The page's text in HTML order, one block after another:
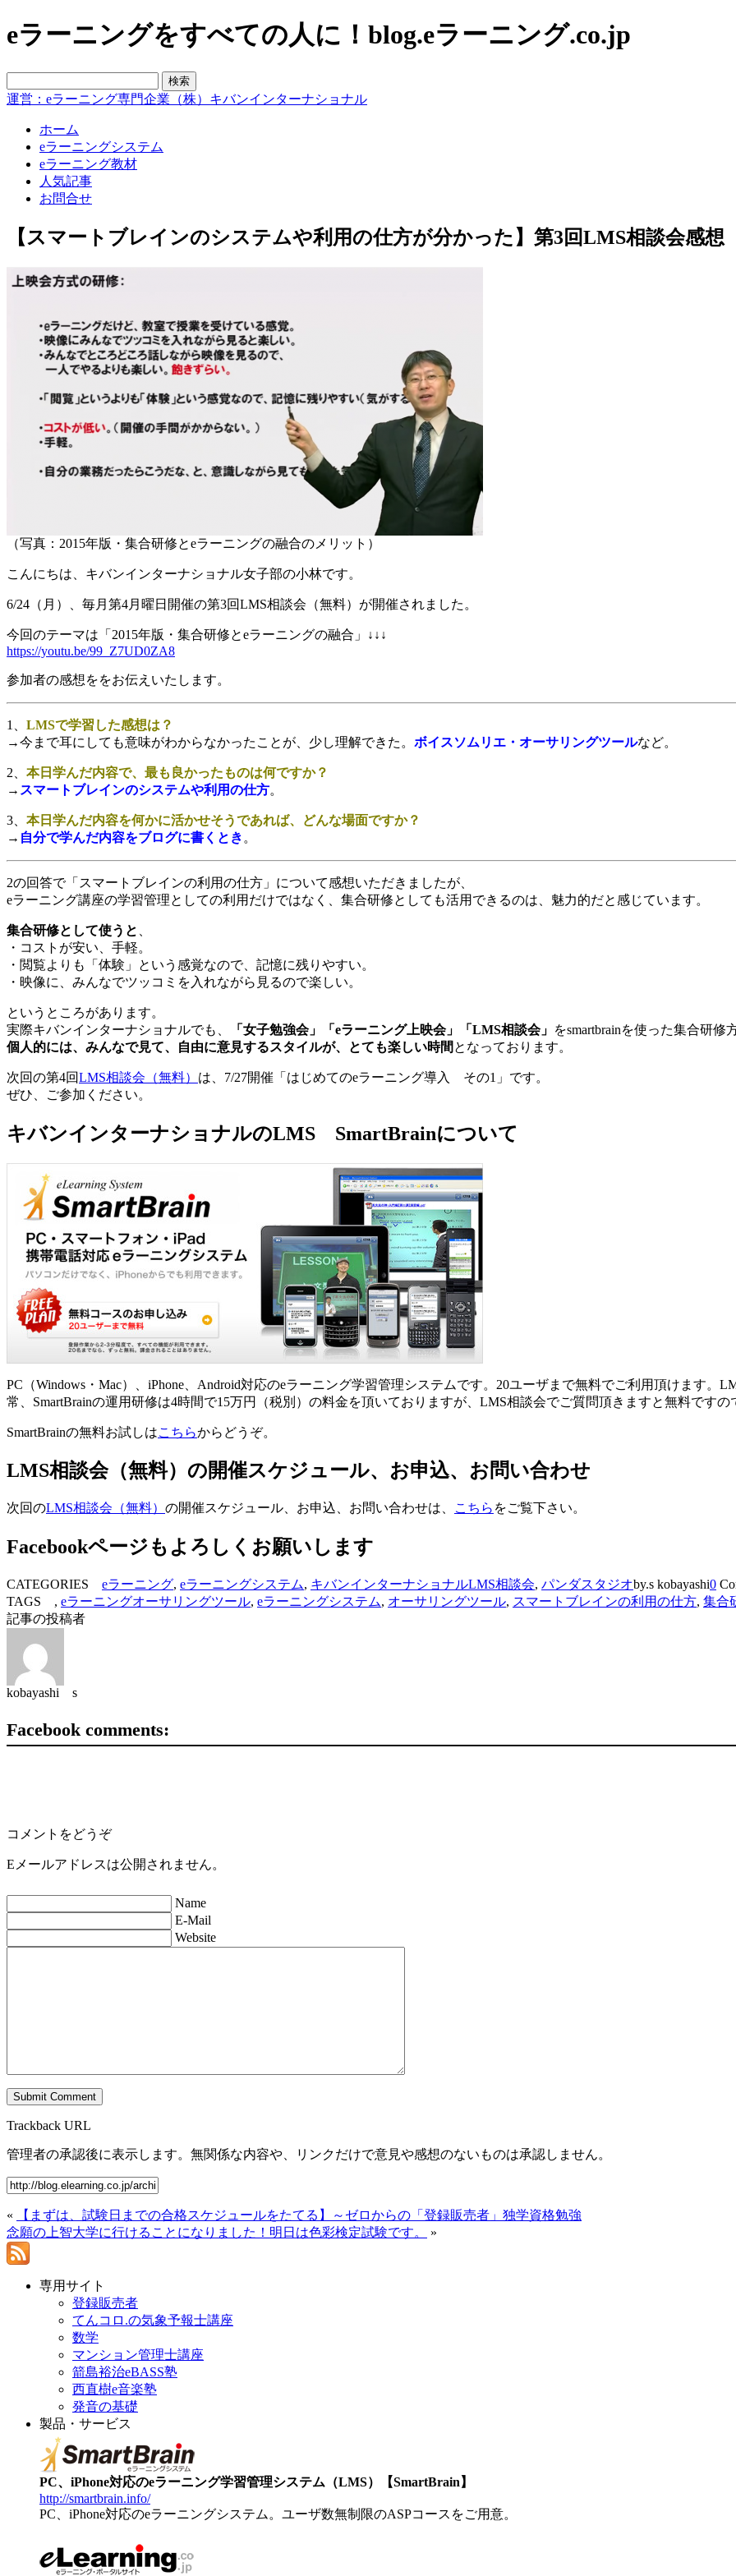
eラーニングをすべての人に！blog.eラーニング.co.jp
運営：eラーニング専門企業（株）キバンインターナショナル
ホーム
eラーニングシステム
eラーニング教材
人気記事
お問合せ
【スマートブレインのシステムや利用の仕方が分かった】第3回LMS相談会感想
（写真：2015年版・集合研修とeラーニングの融合のメリット）
こんにちは、キバンインターナショナル女子部の小林です。
6/24（月）、毎月第4月曜日開催の第3回LMS相談会（無料）が開催されました。
今回のテーマは「2015年版・集合研修とeラーニングの融合」↓↓↓
https://youtu.be/99_Z7UD0ZA8
参加者の感想ををお伝えいたします。
1、 LMSで学習した感想は？
→今まで耳にしても意味がわからなかったことが、少し理解できた。 ボイスソムリエ・オーサリングツールなど。
2、 本日学んだ内容で、最も良かったものは何ですか？
→ スマートブレインのシステムや利用の仕方。
3、 本日学んだ内容を何かに活かせそうであれば、どんな場面ですか？
→ 自分で学んだ内容をブログに書くとき 。
2の回答で「スマートブレインの利用の仕方」について感想いただきましたが、
eラーニング講座の学習管理としての利用だけではなく、集合研修としても活用できるのは、魅力的だと感じています。
集合研修として使うと
・コストが安い、手軽。
・閲覧よりも「体験」という感覚なので、記憶に残りやすい。
・映像に、みんなでツッコミを入れながら見るので楽しい。
というところがあります。
実際キバンインターナショナルでも、
「女子勉強会」「eラーニング上映会」「LMS相談会」 をsmartbrainを使った集合研修
個人的には、みんなで見て、自由に意見するスタイルが、とても楽しい時間 となっております。
次回の第4回LMS相談会（無料） は、7/27開催「はじめてのeラーニング導入 その1」です。
ぜひ、ご参加ください。
キバンインターナショナルのLMS SmartBrainについて
PC（Windows・Mac）、iPhone、Android対応のeラーニング学習管理システムです。20ユーザまで無料でご利用頂けます。
常、SmartBrainの運用研修は4時間で15万円（税別）の料金を頂いておりますが、LMS相談会でご質問頂きますと無料ですの
SmartBrainの無料お試しはこちらからどうぞ。
LMS相談会（無料）の開催スケジュール、お申込、お問い合わせ
次回のLMS相談会（無料） の開催スケジュール、お申込、お問い合わせは、 こちら をご覧下さい。
Facebookページもよろしくお願いします
CATEGORIES eラーニング, eラーニングシステム, キバンインターナショナルLMS相談会, パンダスタジオby.s kobayashi0
TAGS , eラーニングオーサリングツール, eラーニングシステム, オーサリングツール, スマートブレインの利用の仕方, 集合
記事の投稿者
kobayashi s
Facebook comments:
コメントをどうぞ
Eメールアドレスは公開されません。
Name
E-Mail
Website
Trackback URL
管理者の承認後に表示します。無関係な内容や、リンクだけで意見や感想のないものは承認しません。
«
【まずは、試験日までの合格スケジュールをたてる】～ゼロからの「登録販売者」独学資格勉強
念願の上智大学に行けることになりました！明日は色彩検定試験です。
»
専用サイト
登録販売者
てんコロ.の気象予報士講座
数学
マンション管理士講座
箭島裕治eBASS塾
西直樹e音楽塾
発音の基礎
製品・サービス
PC、iPhone対応のeラーニング学習管理システム（LMS）【SmartBrain】
http://smartbrain.info/
PC、iPhone対応のeラーニングシステム。ユーザ数無制限のASPコースをご用意。